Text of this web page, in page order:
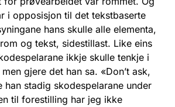
i opposisjon til det tekstbaserte
hans skulle alle elementa,
og tekst, sidestillast. Like eins
ikkje skulle tenkje i
gjere det han sa. «Don’t ask,
han stadig skodespelarane under
til forestilling har jeg ikke